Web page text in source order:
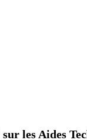
sur les Aides